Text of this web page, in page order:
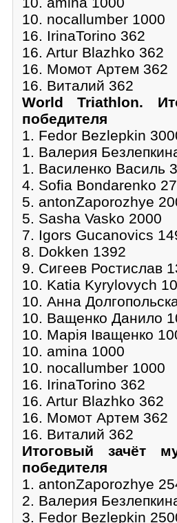
10. nocallumber 1000
16. IrinaTorino 362
16. Artur Blazhko 362
16. Момот Артем 362
16. Виталий 362
World Triathlon.
победителя
1. Fedor Bezlepkin
1. Валерия
1. Василенко Василь
4. Sofia Bondarenko
5. antonZaporozhye
5. Sasha Vasko 2000
7. Igors Gucanovics
8. Dokken 1392
9. Сигеев Ростислав
10. Katia Kyrylovych
10. Анна
10. Ващенко Данило
10. Марія Іващенко
10. amina 1000
10. nocallumber 1000
16. IrinaTorino 362
16. Artur Blazhko 362
16. Момот Артем 362
16. Виталий 362
Итоговый зачёт
победителя
1. antonZaporozhye
2. Валерия
3. Fedor Bezlepkin